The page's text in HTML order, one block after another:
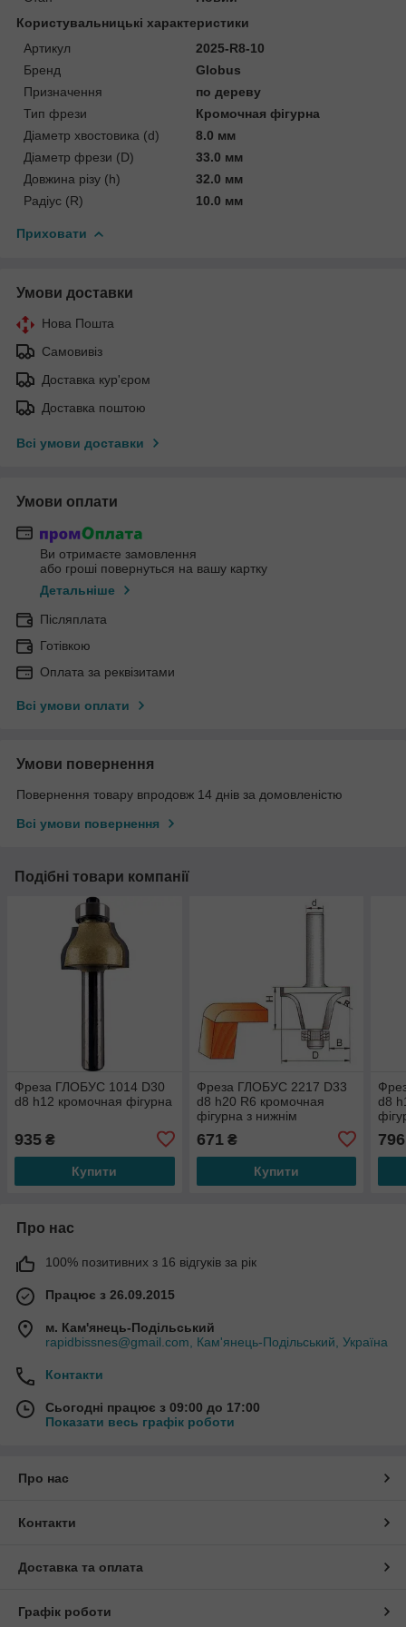
Користувальницькі характеристики
Артикул
2025-R8-10
Бренд
Globus
Призначення
по дереву
Тип фрези
Кромочная фігурна
Діаметр хвостовика (d)
8.0 мм
Діаметр фрези (D)
33.0 мм
Довжина різу (h)
32.0 мм
Радіус (R)
10.0 мм
Приховати
Умови доставки
Нова Пошта
Самовивіз
Доставка кур'єром
Доставка поштою
Всі умови доставки
Умови оплати
Ви отримаєте замовлення
або гроші повернуться на вашу картку
Детальніше
Післяплата
Готівкою
Оплата за реквізитами
Всі умови оплати
Умови повернення
Повернення товару впродовж 14 днів за домовленістю
Всі умови повернення
Подібні товари компанії
Фреза ГЛОБУС 1014 D30
d8 h12 кромочная фігурна
935 ₴
Купити
Фреза ГЛОБУС 2217 D33
d8 h20 R6 кромочная
фігурна з нижнім
671₴
Купити
d8
796
Про нас
100% позитивних з 16 відгуків за рік
Працює з 26.09.2015
м. Кам'янець-Подільський
rapidbissnes@gmail.com, Кам'янець-Подільський, Україна
Контакти
Сьогодні працює з 09:00 до 17:00
Показати весь графік роботи
Про нас
Контакти
Доставка та оплата
Графік роботи